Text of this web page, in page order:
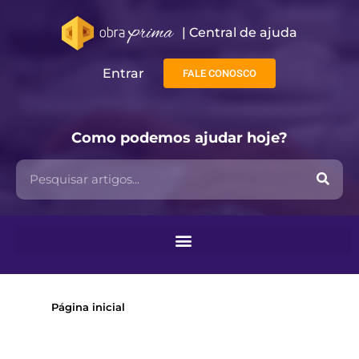
| Central de ajuda​
Entrar FALE CONOSCO
Como podemos ajudar hoje?
Página inicial